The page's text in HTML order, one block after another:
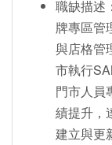
職缺描述
牌專區管
與店格管
市執行
門市人員
績提升，
建立與更